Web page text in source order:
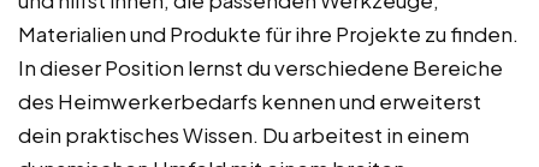
Materialien und Produkte für ihre Projekte zu finden.
In dieser Position lernst du verschiedene Bereiche
des Heimwerkerbedarfs kennen und erweiterst
dein praktisches Wissen. Du arbeitest in einem